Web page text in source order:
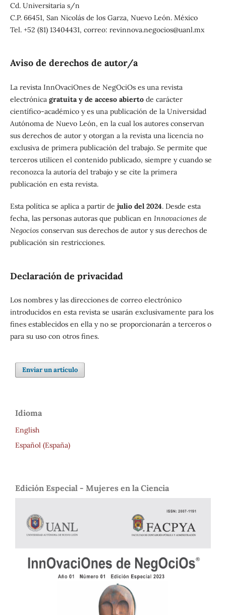
Cd. Universitaria s/n
C.P. 66451, San Nicolás de los Garza, Nuevo León. México
Tel. +52 (81) 13404431, correo: revinnova.negocios@uanl.mx
Aviso de derechos de autor/a
La revista InnOvaciOnes de NegOciOs es una revista
electrónica gratuita y de acceso abiertode carácter
científico-académico y es una publicación de la Universidad
Autónoma de Nuevo León, en la cual los autores conservan
sus derechos de autor y otorgan a la revista una licencia no
exclusiva de primera publicación del trabajo. Se permite que
terceros utilicen el contenido publicado, siempre y cuando se
reconozca la autoría del trabajo y se cite la primera
publicación en esta revista.
Esta política se aplica a partir de julio del 2024. Desde esta
fecha, las personas autoras que publican en Innovaciones de
Negociosconservan sus derechos de autor y sus derechos de
publicación sin restricciones.
Declaración de privacidad
Los nombres y las direcciones de correo electrónico
introducidos en esta revista se usarán exclusivamente para los
fines establecidos en ella y no se proporcionarán a terceros o
para su uso con otros fines.
Enviar un artículo
Idioma
English
Español (España)
Edición Especial - Mujeres en la Ciencia